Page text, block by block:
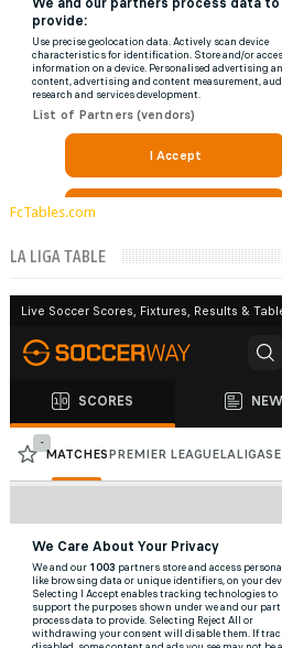
FcTables.com
LA LIGA TABLE